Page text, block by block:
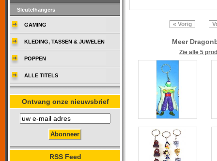
« Vorig
Meer
Zie alle 5
Sleutelhangers
GAMING
KLEDING, TASSEN & JUWELEN
POPPEN
ALLE TITELS
Ontvang onze nieuwsbrief
RSS Feed